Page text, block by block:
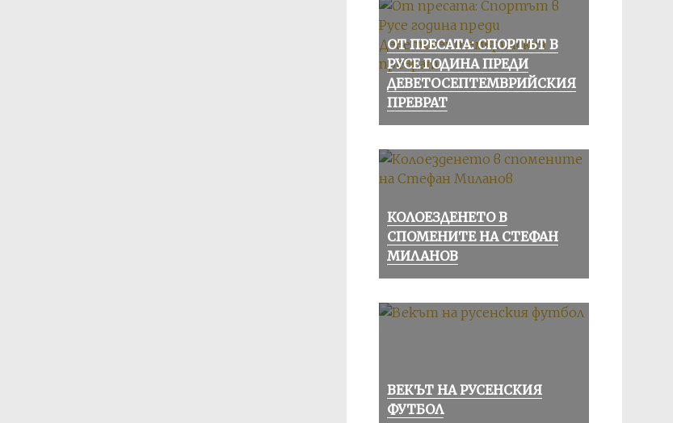
ОТ ПРЕСАТА: СПОРТЪТ В
РУСЕ ГОДИНА ПРЕДИ
ДЕВЕТОСЕПТЕМВРИЙСКИЯ
ПРЕВРАТ
КОЛОЕЗДЕНЕТО В
СПОМЕНИТЕ НА СТЕФАН
МИЛАНОВ
ВЕКЪТ НА РУСЕНСКИЯ
ФУТБОЛ